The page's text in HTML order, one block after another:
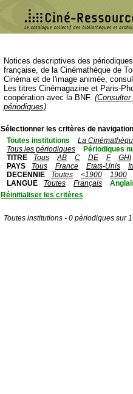
Notices descriptives des
française, de la Cinémathèque de
Cinéma et de l'image animée,
Les titres Cinémagazine et Paris-
coopération avec la BNF.
périodiques)
Sélectionner les critères de
Toutes institutions
La
Tous les périodiques
Périodiques
TITRE
Tous AB C DE F
GHI
PAYS
Tous France Etats-Unis
DECENNIE
Toutes <1900
1900
LANGUE
Toutes Français
Réinitialiser les critères
Toutes institutions - 0 périodiques sur